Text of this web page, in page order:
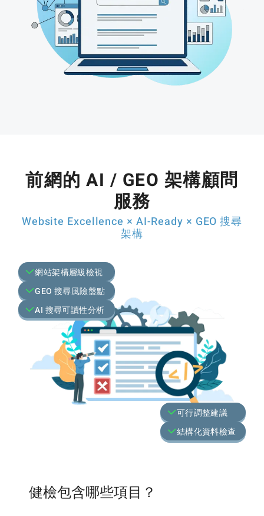
前網的 AI / GEO 架構顧問
服務
Website Excellence × AI-Ready × GEO 搜尋
架構
網站架構層級檢視
GEO 搜尋風險盤點
AI 搜尋可讀性分析
可行調整建議
結構化資料檢查
健檢包含哪些項目？